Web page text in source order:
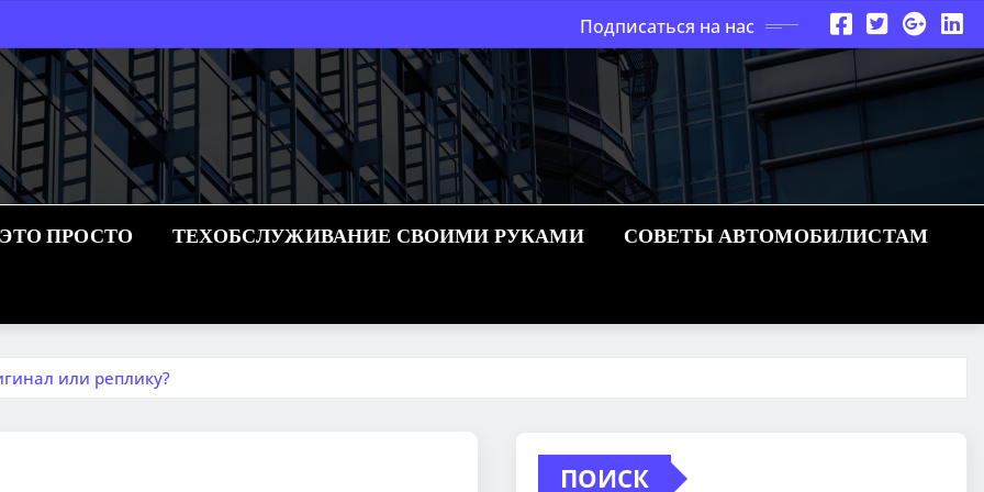
Подписаться на нас
ПРОСТО ТЕХОБСЛУЖИВАНИЕ СВОИМИ РУКАМИ СОВЕТЫ АВТОМОБИЛИСТАМ
или реплику?
ПОИСК